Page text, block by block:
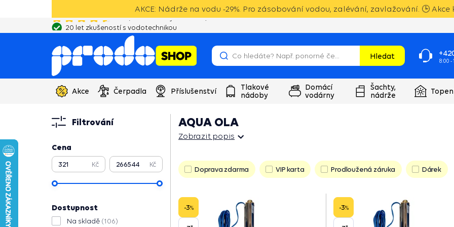
AKCE: Nádrže na vodu -29%. Pro zásobování vodou, zalévání, zavlažování. 🕒 Akce
20 let zkušeností s vodotechnikou
Hledat
8:00 -
Akce Čerpadla Příslušenství
Tlakové
nádoby
Domácí
vodárny
Šachty,
nádrže
Filtrování
Cena
Kč Kč
Dostupnost
Na skladě (106)
AQUA OLA
Zobrazit popis
Doprava zdarma VIP karta Prodloužená záruka Dárek
-3% -3%